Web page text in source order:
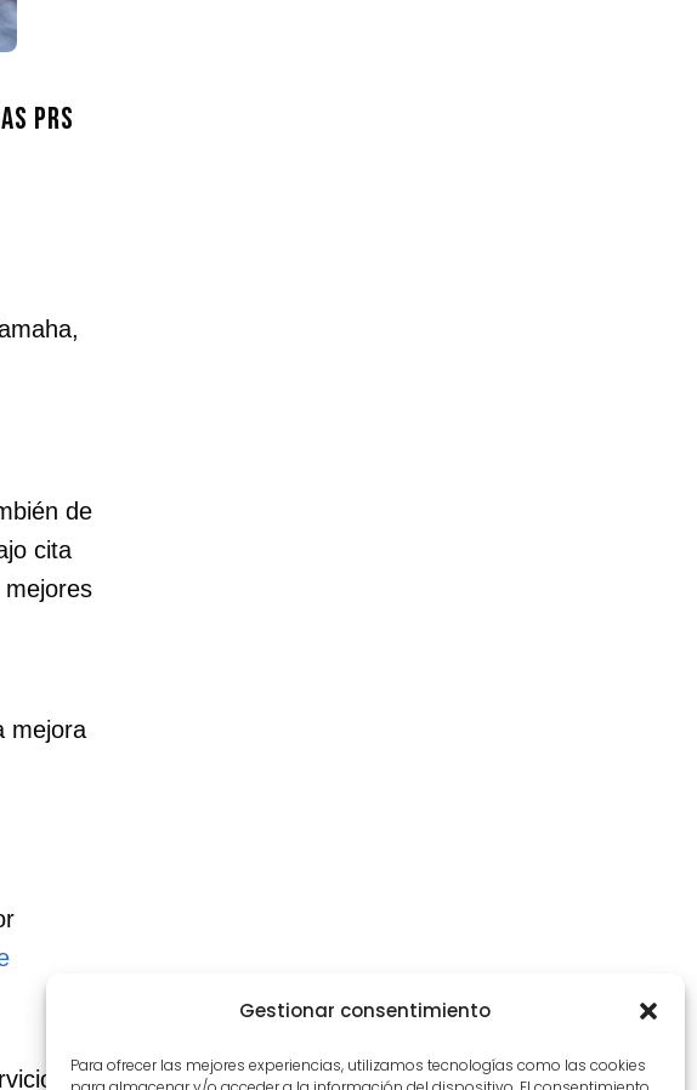
Gestionar consentimiento
Para ofrecer las mejores experiencias, utilizamos tecnologías como las cookies
PRS
de
cita
mejora
que